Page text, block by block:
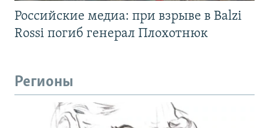
Российские медиа: при взрыве в Balzi
Rossi погиб генерал Плохотнюк
Регионы